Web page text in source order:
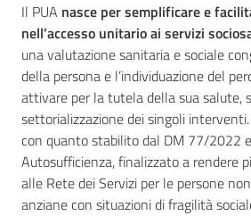
Il PUA nasce per semplificare e
nell’accesso unitario ai servizi
una valutazione sanitaria e sociale
della persona e l’individuazione del
attivare per la tutela della sua salute,
settorializzazione dei singoli
con quanto stabilito dal DM 77/2022
Autosufficienza, finalizzato a rendere
alle Rete dei Servizi per le persone
anziane con situazioni di fragilità